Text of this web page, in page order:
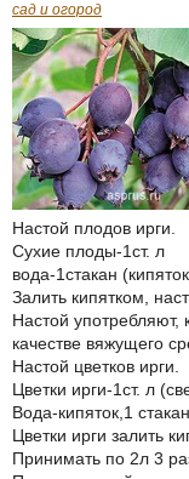
сад и огород
Настой плодов ирги.
Сухие плоды-1ст. л
вода-1стакан
Залить кипятком,
Настой употребляют,
качестве вяжущего
Настой цветков ирги.
Цветки ирги-1ст. л
Вода-кипяток,1 стакан
Цветки ирги залить
Принимать по 2л 3